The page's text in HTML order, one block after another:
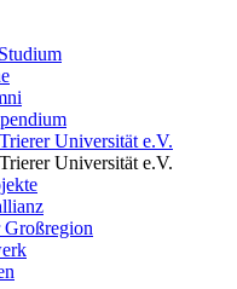
Universität e.V.
Universität e.V.